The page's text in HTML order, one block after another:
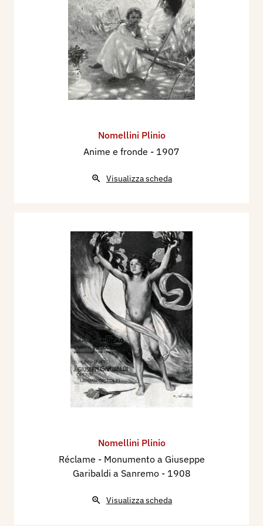
1910 - Arturo Lancellotti, La LXXX Esposizione di
Belle Arti a Roma, Natura ed Arte, Milano,
Vallardi, N. 11 - 5 maggio, pp. 723 ill., 724.
1910 - IX Esposizione Internazionale d'Arte della
Città di Venezia, catalogo mostra, p. 143.
1910 - Guido Marangoni, Note critiche sulla
Arte Italiana: Romani, Toscani e Triestini. Milano,
Natura ed Arte, anno XIX, n. 15, 5 luglio, pp.
1910 - Cartello Réclame - P. Nomellini, L'Artista
Internazionale d'Arte in Venezia, Milano,
L'Illustrazione Italiana, n. 25, 20 giugno, pp. 712,
1920 - Enrico Somarè, La XII Esposizione
Internazionale d'Arte della Città di Venezia. Gli
Artisti Italiani, Milano, Il Primato Artistico
Italiano, anno II, n. 5 luglio, pp. 1/9.
1921 - 1^ Esposizione Biennale Nazionale d’Arte
della Città di Napoli, catalogo mostra, Napoli,
maggio-ottobre, p. 83.
1922 - La Prima Internazionale d'Arte a
1922 - XIII Esposizione Internazionale d'Arte
della Città di Venezia, catalogo mostra, p. 78.
della Città di Venezia, Numero speciale della
Nomellini Plinio
Anime e fronde - 1907
Visualizza scheda
Nomellini Plinio
Réclame - Monumento a Giuseppe
Garibaldi a Sanremo - 1908
Visualizza scheda